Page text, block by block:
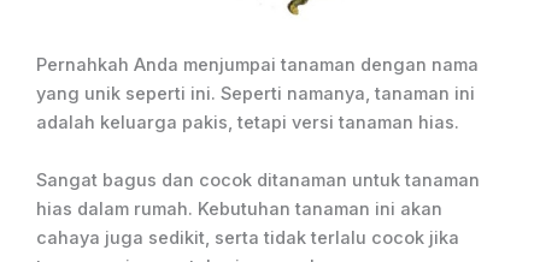
Pernahkah Anda menjumpai tanaman dengan nama
yang unik seperti ini. Seperti namanya, tanaman ini
adalah keluarga pakis, tetapi versi tanaman hias.
Sangat bagus dan cocok ditanaman untuk tanaman
hias dalam rumah. Kebutuhan tanaman ini akan
cahaya juga sedikit, serta tidak terlalu cocok jika